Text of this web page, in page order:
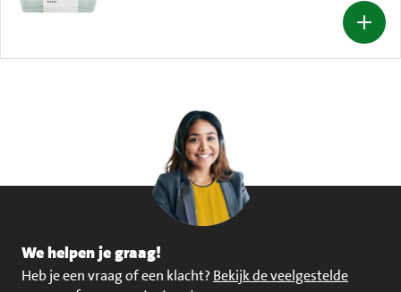
We helpen je graag!
Heb je een vraag of een klacht? Bekijk de veelgestelde